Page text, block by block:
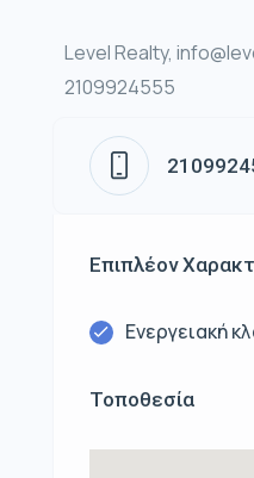
Level Realty,
2109924555
Επιπλέον
Ενεργειακή
Τοποθεσία